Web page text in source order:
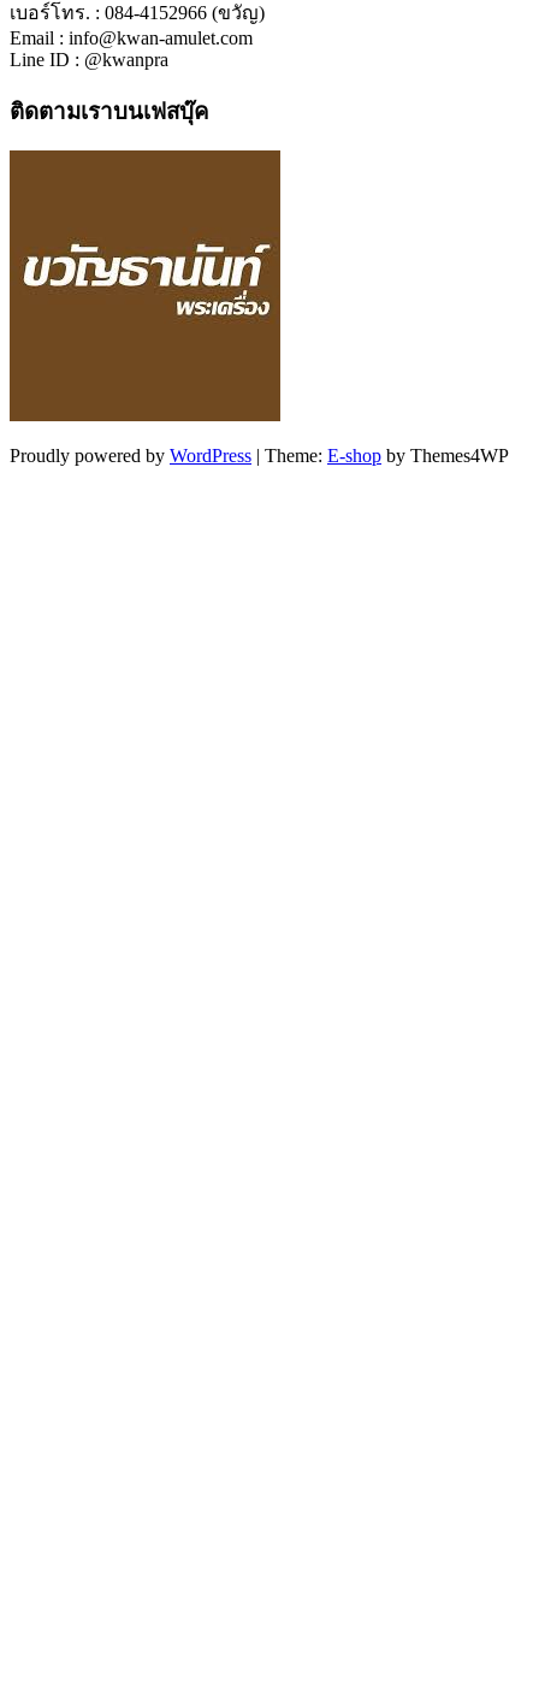
เบอร์โทร. : 084-4152966 (ขวัญ)
Email : info@kwan-amulet.com
Line ID : @kwanpra
ติดตามเราบนเฟสบุ๊ค
Proudly powered by WordPress | Theme: E-shop by Themes4WP